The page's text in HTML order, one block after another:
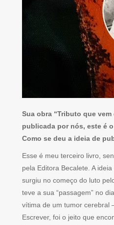
Sua obra “Tributo que
publicada por nós, este é
Como se deu a ideia de
Esse é meu terceiro livro,
pela Editora Becalete. A
surgiu no começo do luto
teve a sua “passagem” no
vítima de um tumor cerebral
Escrever, foi o jeito que